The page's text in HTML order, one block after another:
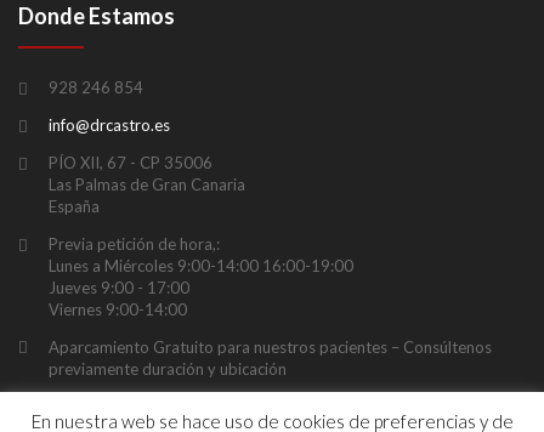
Donde Estamos
928 246 854
info@drcastro.es
PÍO XII, 67 - CP 35006
Las Palmas de Gran Canaria
España
Previa petición de hora,:
Lunes a Miércoles 9:00-14:00 16:00-19:00
Jueves 9:00 - 17:00
Viernes 9:00-14:00
Aparcamiento Gratuito para nuestros pacientes – Consúltenos
previamente duración y ubicación
En nuestra web se hace uso de cookies de preferencias y de